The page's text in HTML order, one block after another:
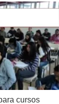
cursos